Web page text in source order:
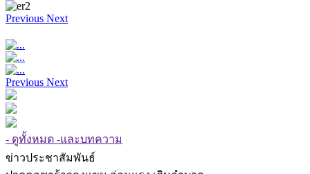
Previous Next
Previous Next
- ดูทั้งหมด -และบทความ
ข่าวประชาสัมพันธ์